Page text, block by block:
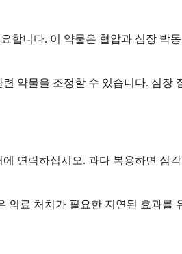
니다. 이 약물은 혈압과 심장 박
약물을 조정할 수 있습니다. 심장
연락하십시오. 과다 복용하면 심
료 처치가 필요한 지연된 효과를